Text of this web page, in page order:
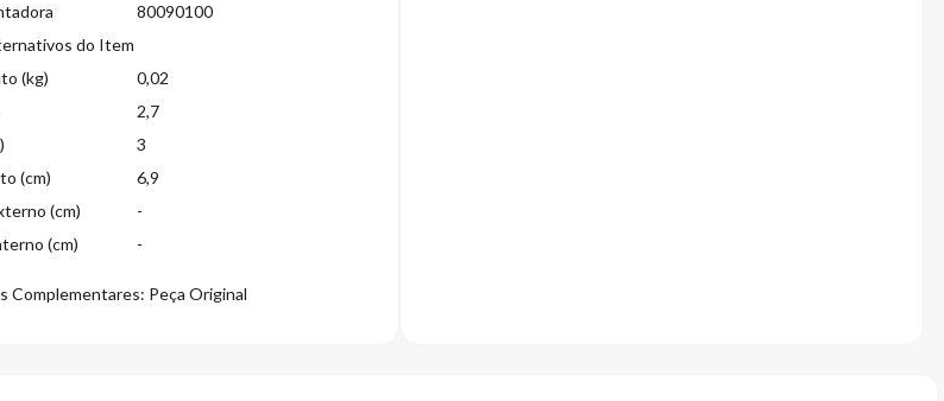
80090100
do Item
(kg)
0,02
2,7
3
(cm)
6,9
(cm)
-
(cm)
-
Complementares: Peça Original